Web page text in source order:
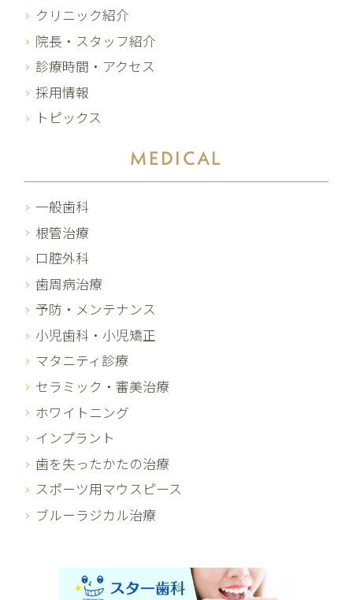
クリニック紹介
院長・スタッフ紹介
診療時間・アクセス
採用情報
トピックス
MEDICAL
一般歯科
根管治療
口腔外科
歯周病治療
予防・メンテナンス
小児歯科・小児矯正
マタニティ診療
セラミック・審美治療
ホワイトニング
インプラント
歯を失ったかたの治療
スポーツ用マウスピース
ブルーラジカル治療